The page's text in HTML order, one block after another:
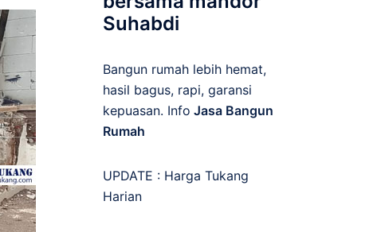
Suhabdi
Bangun rumah lebih hemat,
hasil bagus, rapi, garansi
kepuasan. Info Jasa Bangun
Rumah
UPDATE : Harga Tukang
Harian